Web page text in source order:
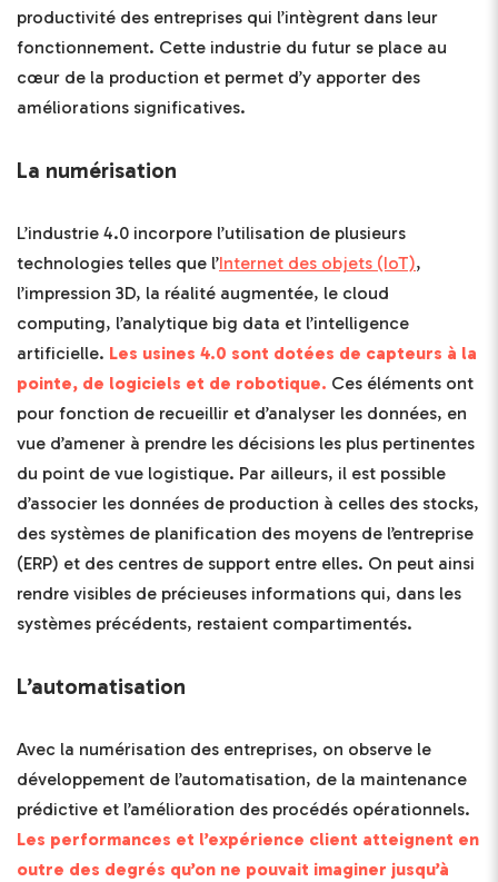
productivité des entreprises qui l’intègrent dans leur
fonctionnement. Cette industrie du futur se place au
cœur de la production et permet d’y apporter des
améliorations significatives.
La numérisation
L’industrie 4.0 incorpore l’utilisation de plusieurs
technologies telles que l’Internet des objets (IoT),
l’impression 3D, la réalité augmentée, le cloud
computing, l’analytique big data et l’intelligence
artificielle. Les usines 4.0 sont dotées de capteurs à la
pointe, de logiciels et de robotique. Ces éléments ont
pour fonction de recueillir et d’analyser les données, en
vue d’amener à prendre les décisions les plus pertinentes
du point de vue logistique. Par ailleurs, il est possible
d’associer les données de production à celles des stocks,
des systèmes de planification des moyens de l’entreprise
(ERP) et des centres de support entre elles. On peut ainsi
rendre visibles de précieuses informations qui, dans les
systèmes précédents, restaient compartimentés.
L’automatisation
Avec la numérisation des entreprises, on observe le
développement de l’automatisation, de la maintenance
prédictive et l’amélioration des procédés opérationnels.
Les performances et l’expérience client atteignent en
outre des degrés qu’on ne pouvait imaginer jusqu’à